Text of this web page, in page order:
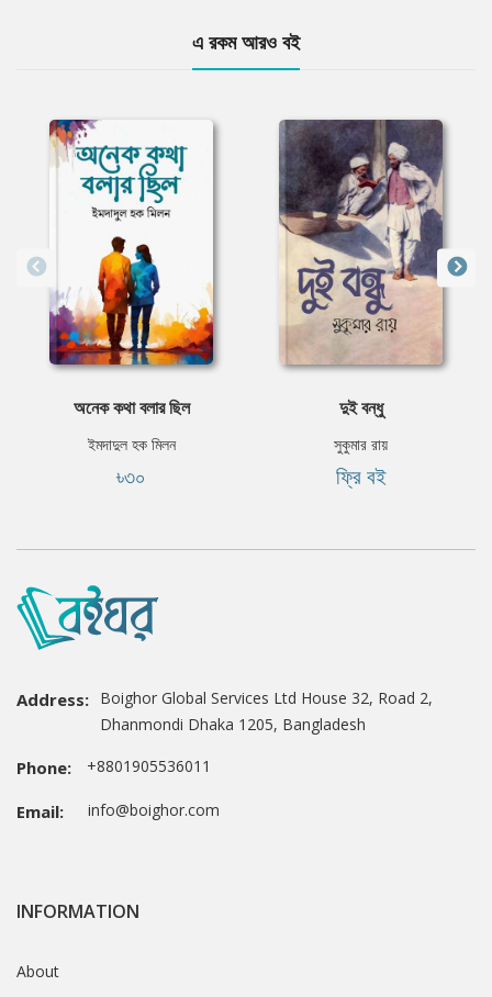
এ রকম আরও বই
অনেক কথা বলার ছিল
ইমদাদুল হক মিলন
৳৩০
দুই বন্ধু
সুকুমার রায়
ফ্রি বই
Address: Boighor Global Services Ltd House 32, Road 2,
Dhanmondi Dhaka 1205, Bangladesh
Phone: +8801905536011
Email: info@boighor.com
INFORMATION
About